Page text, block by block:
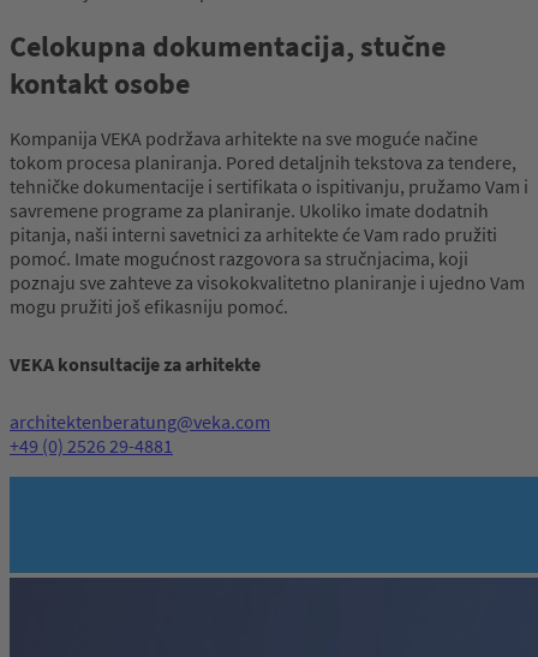
Celokupna dokumentacija, stučne
kontakt osobe
Kompanija VEKA podržava arhitekte na sve moguće načine
tokom procesa planiranja. Pored detaljnih tekstova za tendere,
tehničke dokumentacije i sertifikata o ispitivanju, pružamo Vam i
savremene programe za planiranje. Ukoliko imate dodatnih
pitanja, naši interni savetnici za arhitekte će Vam rado pružiti
pomoć. Imate mogućnost razgovora sa stručnjacima, koji
poznaju sve zahteve za visokokvalitetno planiranje i ujedno Vam
mogu pružiti još efikasniju pomoć.
VEKA konsultacije za arhitekte
architektenberatung@veka.com
+49 (0) 2526 29-4881